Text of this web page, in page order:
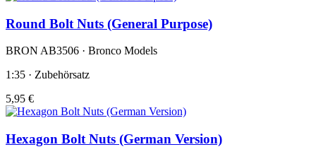
Round Bolt Nuts (General Purpose)
BRON AB3506 · Bronco Models
1:35 · Zubehörsatz
5,95 €
Hexagon Bolt Nuts (German Version)